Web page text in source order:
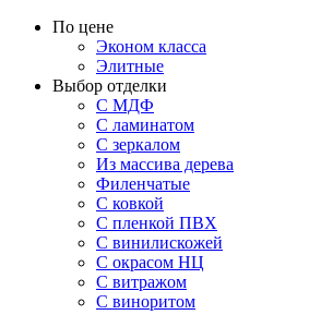
По цене
Эконом класса
Элитные
Выбор отделки
С МДФ
С ламинатом
С зеркалом
Из массива дерева
Филенчатые
С ковкой
С пленкой ПВХ
С винилискожей
С окрасом НЦ
С витражом
С виноритом